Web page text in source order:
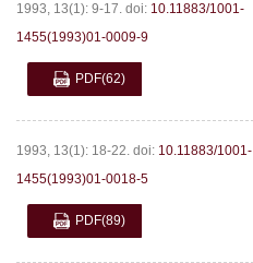
1993, 13(1): 9-17. doi: 10.11883/1001-
1455(1993)01-0009-9
PDF(62)
1993, 13(1): 18-22. doi: 10.11883/1001-
1455(1993)01-0018-5
PDF(89)